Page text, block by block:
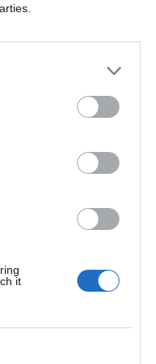
it
is tapasztalhatnak a
előfizetéses